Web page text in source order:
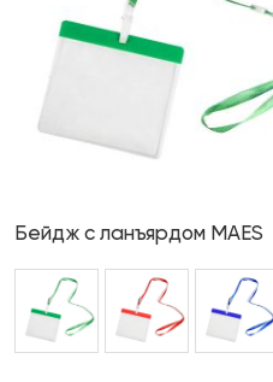
Бейдж с ланъярдом MAES